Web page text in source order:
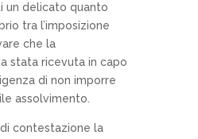
un delicato quanto
tra l’imposizione
che la
stata ricevuta in capo
di non imporre
assolvimento.
contestazione la